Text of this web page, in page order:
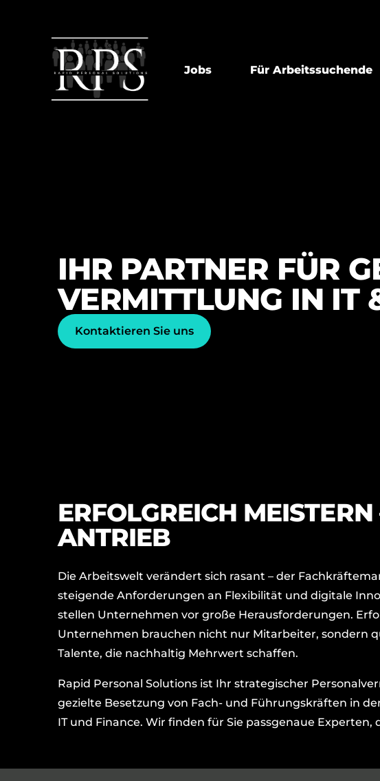
Jobs Für Arbeitssuchende
IHR PARTNER FÜR
VERMITTLUNG IN IT
Kontaktieren Sie uns
ERFOLGREICH
ANTRIEB
Die Arbeitswelt verändert sich rasant – der
steigende Anforderungen an Flexibilität und digitale
stellen Unternehmen vor große Herausforderungen.
Unternehmen brauchen nicht nur Mitarbeiter, sondern
Talente, die nachhaltig Mehrwert schaffen.
Rapid Personal Solutions ist Ihr strategischer
gezielte Besetzung von Fach- und Führungskräften in
IT und Finance. Wir finden für Sie passgenaue Experten,